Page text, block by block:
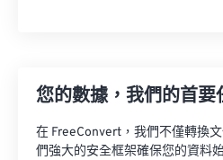
您的數據，我們的首要
在 FreeConvert，我們不僅轉換
們強大的安全框架確保您的資料